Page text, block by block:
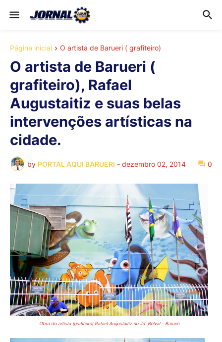
Página inicial O artista de Barueri ( grafiteiro)
O artista de Barueri (
grafiteiro), Rafael
Augustaitiz e suas belas
intervenções artísticas na
cidade.
by PORTAL AQUI BARUERI - dezembro 02, 2014 0
Obra do artista (grafiteiro) Rafael Augustaitiz no Jd. Belval - Barueri